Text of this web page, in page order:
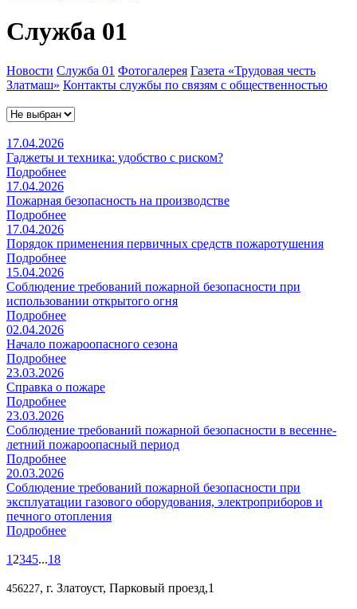
Служба 01
Новости Служба 01 Фотогалерея Газета «Трудовая честь
Златмаш» Контакты службы по связям с общественностью
17.04.2026
Гаджеты и техника: удобство с риском?
Подробнее
17.04.2026
Пожарная безопасность на производстве
Подробнее
17.04.2026
Порядок применения первичных средств пожаротушения
Подробнее
15.04.2026
Соблюдение требований пожарной безопасности при
использовании открытого огня
Подробнее
02.04.2026
Начало пожароопасного сезона
Подробнее
23.03.2026
Справка о пожаре
Подробнее
23.03.2026
Соблюдение требований пожарной безопасности в весенне-
летний пожароопасный период
Подробнее
20.03.2026
Соблюдение требований пожарной безопасности при
эксплуатации газового оборудования, электроприборов и
печного отопления
Подробнее
1 2345...18
456227, г. Златоуст, Парковый проезд,1